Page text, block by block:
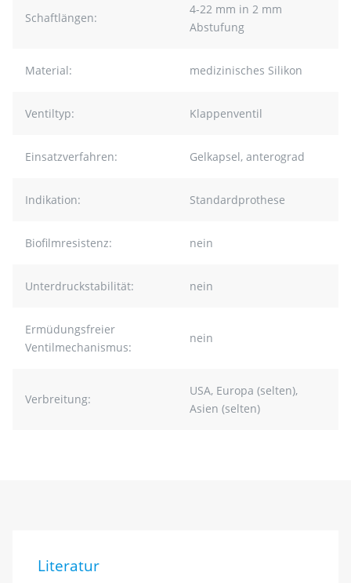
Schaftlängen:
4-22 mm in 2 mm
Abstufung
Material: medizinisches Silikon
Ventiltyp: Klappenventil
Einsatzverfahren: Gelkapsel, anterograd
Indikation: Standardprothese
Biofilmresistenz: nein
Unterdruckstabilität: nein
Ermüdungsfreier
Ventilmechanismus:
nein
Verbreitung:
USA, Europa (selten),
Asien (selten)
Literatur